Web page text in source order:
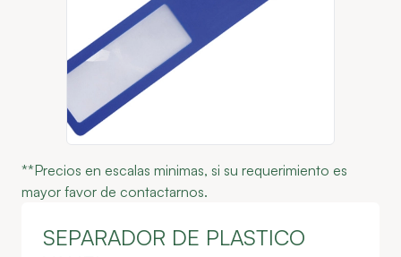
**Precios en escalas minimas, si su requerimiento es
mayor favor de contactarnos.
SEPARADOR DE PLASTICO